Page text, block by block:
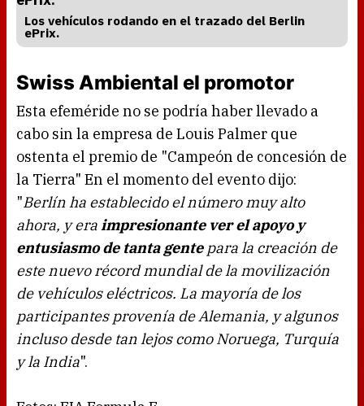
Los vehículos rodando en el trazado del Berlin
ePrix.
Swiss Ambiental el promotor
Esta efeméride no se podría haber llevado a
cabo sin la empresa de Louis Palmer que
ostenta el premio de "Campeón de concesión de
la Tierra" En el momento del evento dijo:
"Berlín ha establecido el número muy alto
ahora, y eraimpresionante ver el apoyo y
entusiasmo de tanta gentepara la creación de
este nuevo récord mundial de la movilización
de vehículos eléctricos. La mayoría de los
participantes provenía de Alemania, y algunos
incluso desde tan lejos como Noruega, Turquía
y la India".